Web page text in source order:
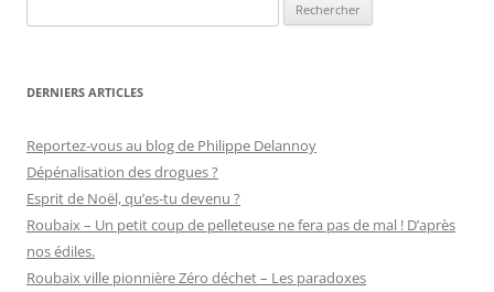
DERNIERS ARTICLES
Reportez-vous au blog de Philippe Delannoy
Dépénalisation des drogues ?
Esprit de Noël, qu’es-tu devenu ?
Roubaix – Un petit coup de pelleteuse ne fera pas de mal ! D’après
nos édiles.
Roubaix ville pionnière Zéro déchet – Les paradoxes